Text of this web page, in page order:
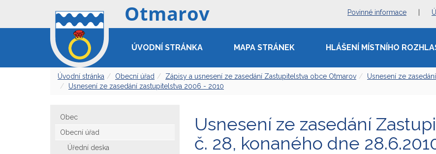
Povinné informace
ÚVODNÍ STRÁNKA MAPA STRÁNEK HLÁŠENÍ MÍSTNÍHO
Úvodní stránka Obecní úřad Zápisy a usnesení ze zasedání Zastupitelstva obce Otmarov
Usnesení ze
Usnesení ze zasedání zastupitelstva 2006 - 2010
Obec
Obecní úřad
Úřední deska
Usnesení ze zasedání
č. 28, konaného dne